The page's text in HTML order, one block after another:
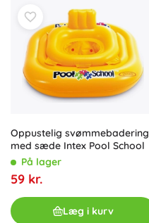
Oppustelig svømmebadering
med sæde Intex Pool School
På lager
59 kr.
Læg i kurv